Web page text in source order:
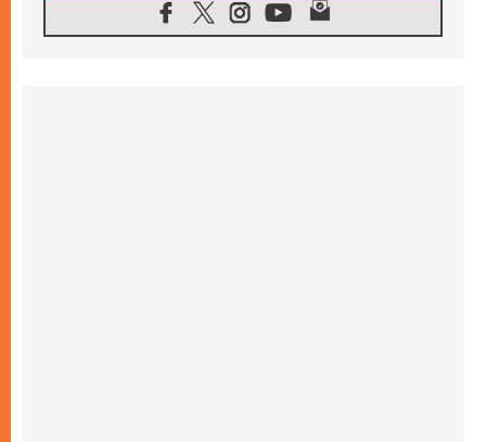
الكنيسة في الأوروغواي: زيارة البابا ستعزز